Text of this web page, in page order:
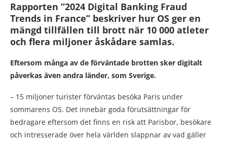
Rapporten ”2024 Digital Banking Fraud
Trends in France” beskriver hur OS ger en
mängd tillfällen till brott när 10 000 atleter
och flera miljoner åskådare samlas.
Eftersom många av de förväntade brotten sker digitalt
påverkas även andra länder, som Sverige.
– 15 miljoner turister förväntas besöka Paris under
sommarens OS. Det innebär goda förutsättningar för
bedragare eftersom det finns en risk att Parisbor, besökare
och intresserade över hela världen slappnar av vad gäller